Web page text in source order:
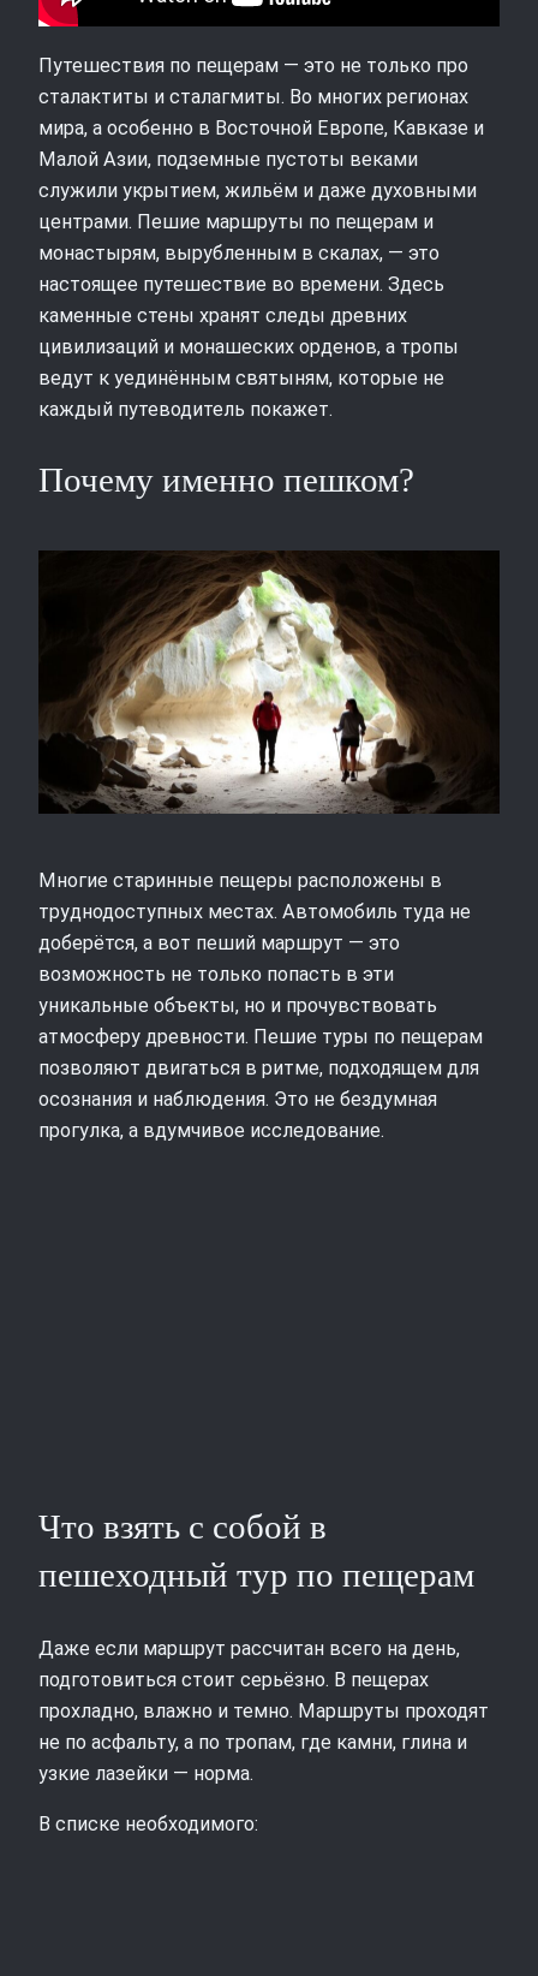
Путешествия по пещерам — это не только про
сталактиты и сталагмиты. Во многих регионах
мира, а особенно в Восточной Европе, Кавказе и
Малой Азии, подземные пустоты веками
служили укрытием, жильём и даже духовными
центрами. Пешие маршруты по пещерам и
монастырям, вырубленным в скалах, — это
настоящее путешествие во времени. Здесь
каменные стены хранят следы древних
цивилизаций и монашеских орденов, а тропы
ведут к уединённым святыням, которые не
каждый путеводитель покажет.
Почему именно пешком?
Многие старинные пещеры расположены в
труднодоступных местах. Автомобиль туда не
доберётся, а вот пеший маршрут — это
возможность не только попасть в эти
уникальные объекты, но и прочувствовать
атмосферу древности. Пешие туры по пещерам
позволяют двигаться в ритме, подходящем для
осознания и наблюдения. Это не бездумная
прогулка, а вдумчивое исследование.
Что взять с собой в
пешеходный тур по пещерам
Даже если маршрут рассчитан всего на день,
подготовиться стоит серьёзно. В пещерах
прохладно, влажно и темно. Маршруты проходят
не по асфальту, а по тропам, где камни, глина и
узкие лазейки — норма.
В списке необходимого: